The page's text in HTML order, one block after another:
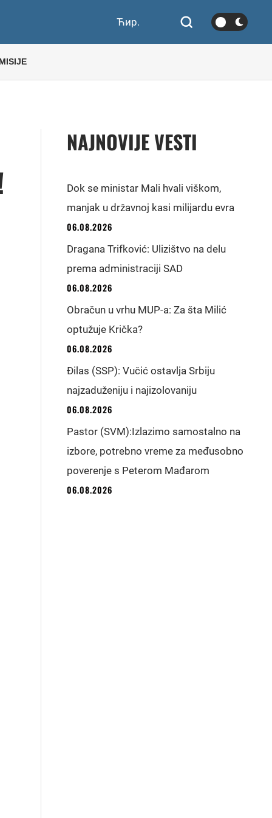
Ћир.
NAJNOVIJE VESTI
Dok se ministar Mali hvali viškom,
manjak u državnoj kasi milijardu evra
06.08.2026
Dragana Trifković: Ulizištvo na delu
prema administraciji SAD
06.08.2026
Obračun u vrhu MUP-a: Za šta Milić
optužuje Krička?
06.08.2026
Đilas (SSP): Vučić ostavlja Srbiju
najzaduženiju i najizolovaniju
06.08.2026
Pastor (SVM):Izlazimo samostalno na
izbore, potrebno vreme za međusobno
poverenje s Peterom Mađarom
06.08.2026